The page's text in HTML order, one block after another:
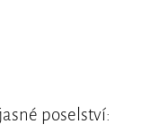
poselství: